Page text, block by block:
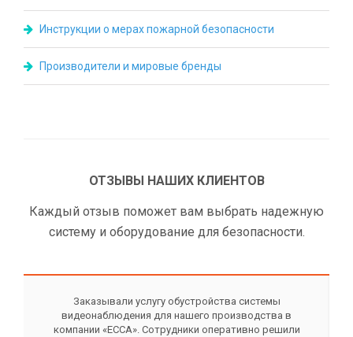
Инструкции о мерах пожарной безопасности
Производители и мировые бренды
ОТЗЫВЫ НАШИХ КЛИЕНТОВ
Каждый отзыв поможет вам выбрать надежную
систему и оборудование для безопасности.
Заказывали услугу обустройства системы
видеонаблюдения для нашего производства в
компании «ЕССА». Сотрудники оперативно решили